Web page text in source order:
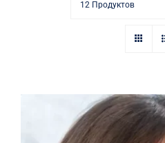
Купить в аптеке12 Продуктов